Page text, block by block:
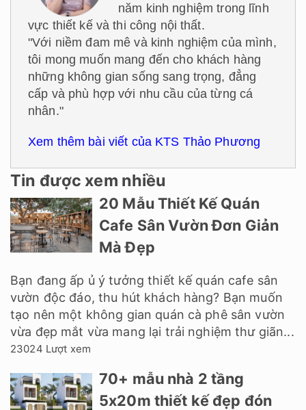
năm kinh nghiệm trong lĩnh
vực thiết kế và thi công nội thất.
"Với niềm đam mê và kinh nghiệm của mình,
tôi mong muốn mang đến cho khách hàng
những không gian sống sang trọng, đẳng
cấp và phù hợp với nhu cầu của từng cá
nhân."
Xem thêm bài viết của KTS Thảo Phương
Tin được xem nhiều
20 Mẫu Thiết Kế Quán
Cafe Sân Vườn Đơn Giản
Mà Đẹp
Bạn đang ấp ủ ý tưởng thiết kế quán cafe sân
vườn độc đáo, thu hút khách hàng? Bạn muốn
tạo nên một không gian quán cà phê sân vườn
vừa đẹp mắt vừa mang lại trải nghiệm thư giãn...
23024 Lượt xem
70+ mẫu nhà 2 tầng
5x20m thiết kế đẹp đón